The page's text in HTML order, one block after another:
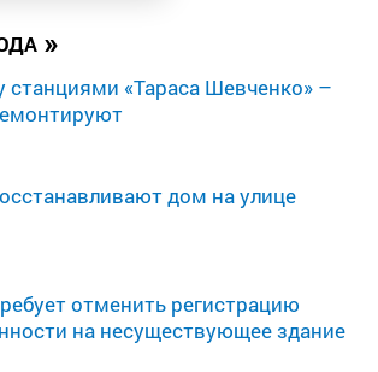
»
станциями «Тараса Шевченко» –
дом на улице
отменить регистрацию
на несуществующее здание